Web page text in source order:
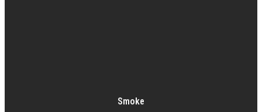
Smoke